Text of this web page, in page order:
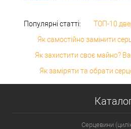
Популярні статті:
ТОП-10
Як самостійно замінити
Як захистити своє майно?
Як заміряти та обрати
Серцевини